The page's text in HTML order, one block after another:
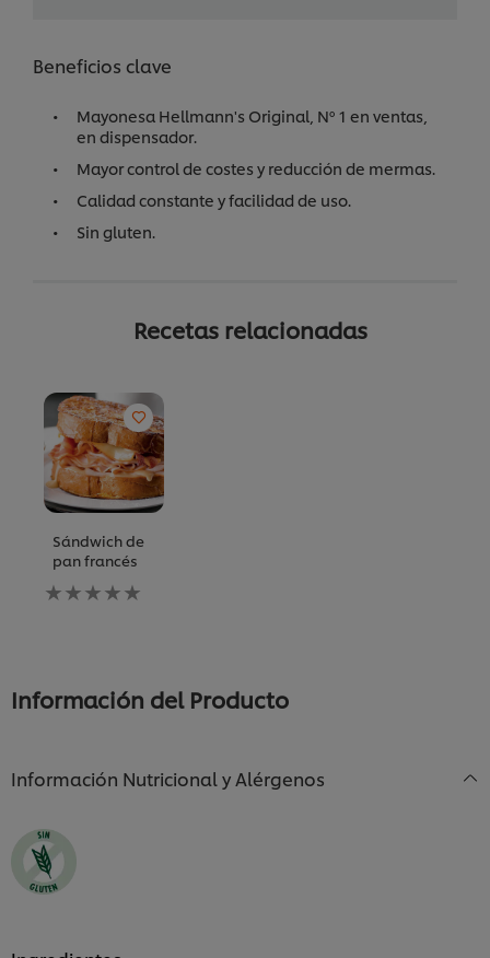
Beneficios clave
Mayonesa Hellmann's Original, Nº 1 en ventas,
en dispensador.
Mayor control de costes y reducción de mermas.
Calidad constante y facilidad de uso.
Sin gluten.
Recetas relacionadas
Sándwich de
pan francés
No
se
este
Información del Producto
Información Nutricional y Alérgenos